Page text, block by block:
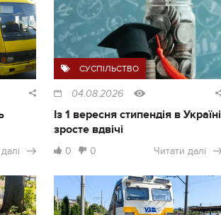
СУСПІЛЬСТВО
04.08.2026
Із 1 вересня стипендія в Україні
зросте вдвічі
0 0 Читати далі